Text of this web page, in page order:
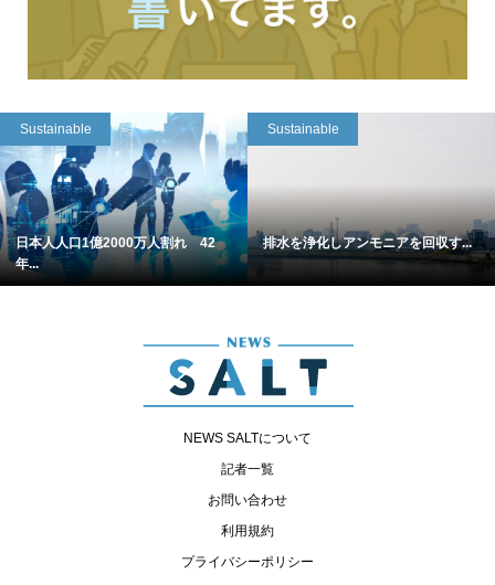
Sustainable
日本人人口1億2000万人割れ 42
年...
Sustainable
排水を浄化しアンモニアを回収す...
NEWS SALTについて
記者一覧
お問い合わせ
利用規約
プライバシーポリシー